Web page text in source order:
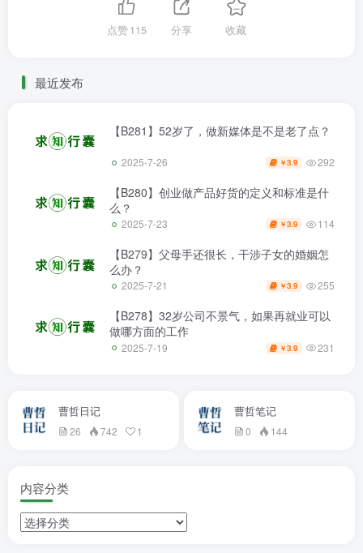
点赞115 分享 收藏
最近发布
【B281】52岁了，做新媒体是不是老了点？
2025-7-26 ￥3.9 292
【B280】创业做产品好货的定义和标准是什
么？
2025-7-23 ￥3.9 114
【B279】父母手还很长，干涉子女的婚姻怎
么办？
2025-7-21 ￥3.9 255
【B278】32岁公司不景气，如果再就业可以
做哪方面的工作
2025-7-19 ￥3.9 231
曹哲日记
26 742 1
曹哲笔记
0 144
内容分类